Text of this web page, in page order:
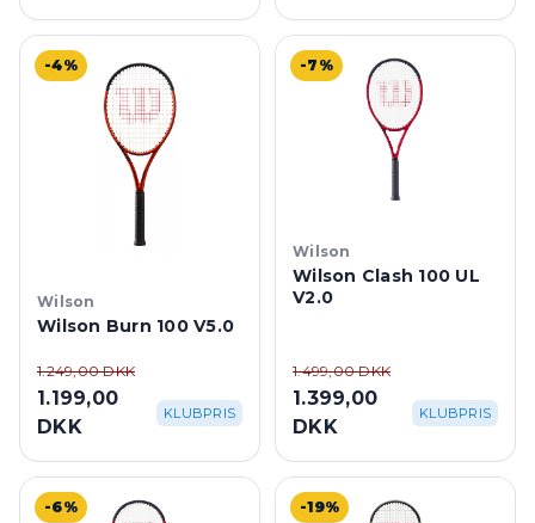
-4%
Wilson
Wilson Burn 100 V5.0
1.249,00 DKK
1.199,00
DKK
KLUBPRIS
-7%
Wilson
Wilson Clash 100 UL
V2.0
1.499,00 DKK
1.399,00
DKK
KLUBPRIS
-6% -19%